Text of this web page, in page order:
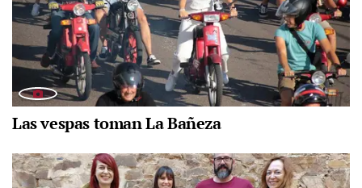
Las vespas toman La Bañeza